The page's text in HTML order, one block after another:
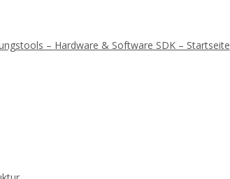
– Hardware & Software SDK – Startseite